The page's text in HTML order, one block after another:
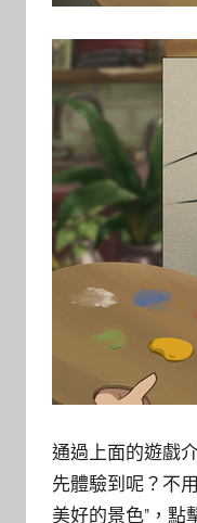
通過上面的遊戲
先體驗到呢？不
美好的景色”，點